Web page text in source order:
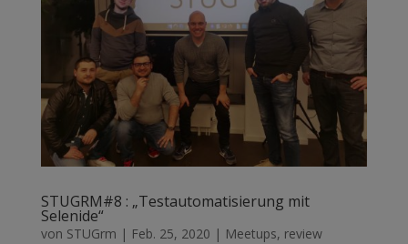
STUGRM#8 : „Testautomatisierung mit
Selenide“
von STUGrm | Feb. 25, 2020 | Meetups, review